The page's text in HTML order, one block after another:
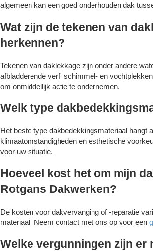
algemeen kan een goed onderhouden dak
Wat zijn de tekenen van
herkennen?
Tekenen van daklekkage zijn onder andere
afbladderende verf, schimmel- en
om onmiddellijk actie te ondernemen.
Welk type
Het beste type dakbedekkingsmateriaal hangt
klimaatomstandigheden en esthetische
voor uw situatie.
Hoeveel kost het om mijn
Rotgans Dakwerken?
De kosten voor dakvervanging of -reparatie
materiaal. Neem contact met ons op voor een
Welke vergunningen zijn er